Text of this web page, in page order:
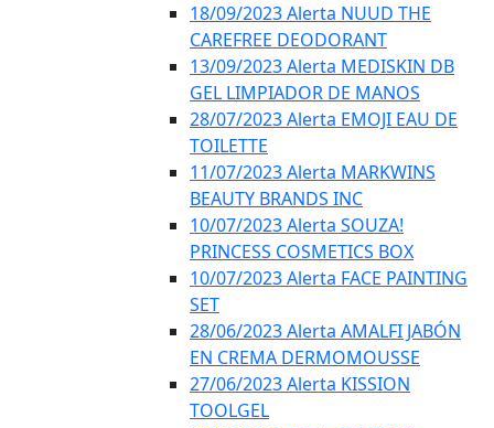
18/09/2023 Alerta NUUD THE
CAREFREE DEODORANT
13/09/2023 Alerta MEDISKIN DB
GEL LIMPIADOR DE MANOS
28/07/2023 Alerta EMOJI EAU DE
TOILETTE
11/07/2023 Alerta MARKWINS
BEAUTY BRANDS INC
10/07/2023 Alerta SOUZA!
PRINCESS COSMETICS BOX
10/07/2023 Alerta FACE PAINTING
SET
28/06/2023 Alerta AMALFI JABÓN
EN CREMA DERMOMOUSSE
27/06/2023 Alerta KISSION
TOOLGEL